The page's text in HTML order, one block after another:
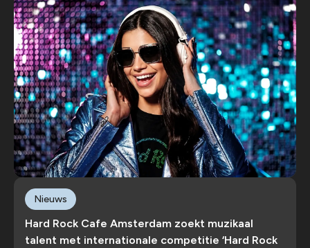
Hard Rock Cafe Amsterdam zoekt muzikaal
talent met internationale competitie ‘Hard Rock
Nieuws